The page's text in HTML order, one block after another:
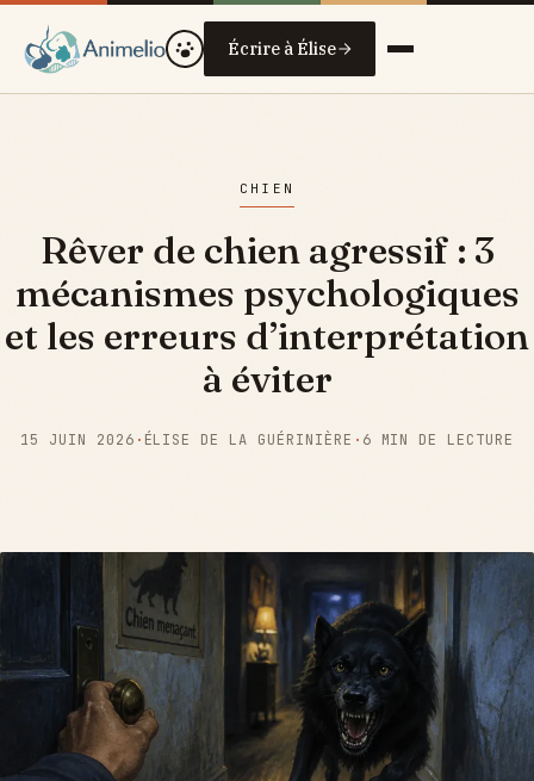
Écrire à Élise
CHIEN
Rêver de chien agressif : 3
mécanismes psychologiques
et les erreurs d’interprétation
à éviter
15 JUIN 2026 · ÉLISE DE LA GUÉRINIÈRE · 6 MIN DE LECTURE